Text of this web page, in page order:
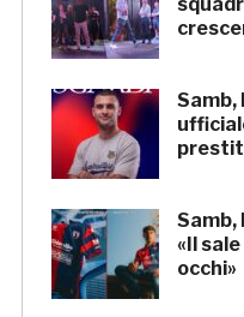
Samb,
Samb,
«Il
occhi»